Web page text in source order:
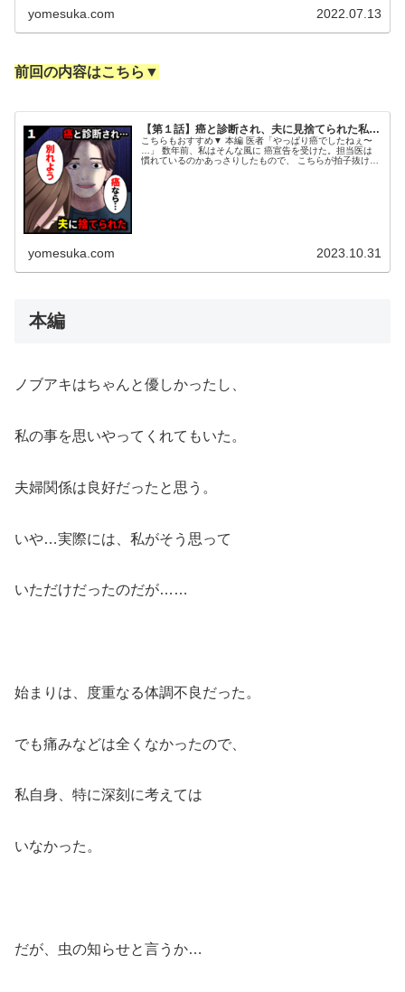
yomesuka.com 2022.07.13
前回の内容はこちら▼
【第１話】癌と診断され、夫に見捨てられた私…
こちらもおすすめ▼ 本編 医者「やっぱり癌でしたねぇ〜
…」 数年前、私はそんな風に 癌宣告を受けた。担当医は
慣れているのかあっさりしたもので、 こちらが拍子抜けす
yomesuka.com 2023.10.31
本編
ノブアキはちゃんと優しかったし、
私の事を思いやってくれてもいた。
夫婦関係は良好だったと思う。
いや…実際には、私がそう思って
いただけだったのだが……
始まりは、度重なる体調不良だった。
でも痛みなどは全くなかったので、
私自身、特に深刻に考えては
いなかった。
だが、虫の知らせと言うか…